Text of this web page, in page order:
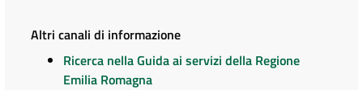
Altri canali di informazione
Ricerca nella Guida ai servizi della Regione
Emilia Romagna